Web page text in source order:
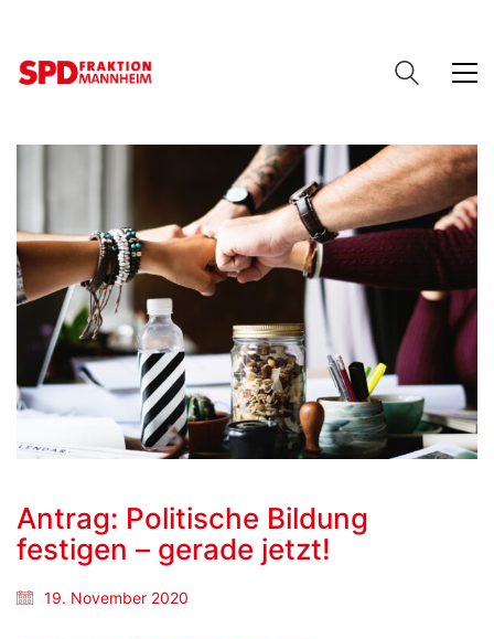
Antrag: Politische Bildung
festigen – gerade jetzt!
19. November 2020